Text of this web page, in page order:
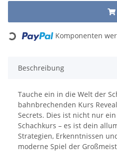
Loading... Komponenten
Beschreibung
Tauche ein in die Welt der
bahnbrechenden Kurs
Secrets. Dies ist nicht nur
Schachkurs – es ist dein
Strategien, Erkenntnissen
moderne Spiel der